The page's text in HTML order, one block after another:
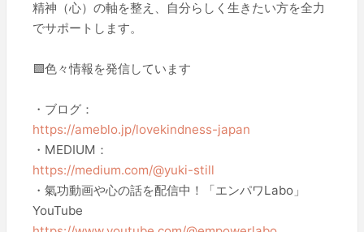
精神（心）の軸を整え、自分らしく生きたい方を全力
でサポートします。
🟩色々情報を発信しています
・ブログ：
https://ameblo.jp/lovekindness-japan
・MEDIUM：
https://medium.com/@yuki-still
・氣功動画や心の話を配信中！「エンパワLabo」
YouTube